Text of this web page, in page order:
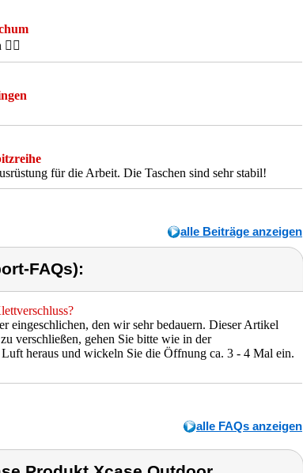
für die Arbeit. Die Taschen sind sehr stabil!
alle Beiträge anzeigen
FAQs):
eingeschlichen, den wir sehr bedauern. Dieser Artikel
verschließen, gehen Sie bitte wie in der
heraus und wickeln Sie die Öffnung ca. 3 - 4 Mal ein.
alle FAQs anzeigen